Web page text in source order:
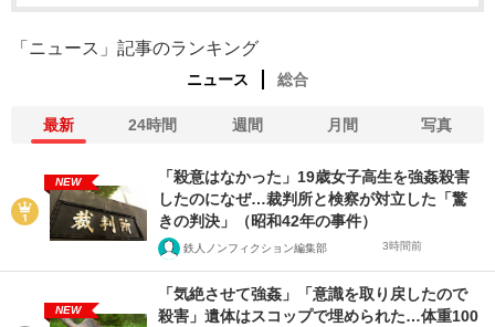
「ニュース」記事のランキング
ニュース 総合
最新 24時間 週間 月間 写真
NEW
「殺意はなかった」19歳女子高生を強姦殺害
したのになぜ…裁判所と検察が対立した「驚
きの判決」（昭和42年の事件）
鉄人ノンフィクション編集部 3時間前
NEW
「気絶させて強姦」「意識を取り戻したので
殺害」遺体はスコップで埋められた…体重100